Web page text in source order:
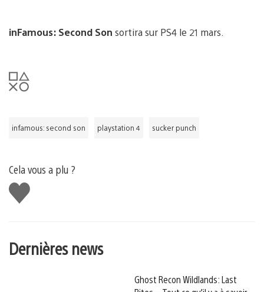
inFamous: Second Son sortira sur PS4 le 21 mars.
infamous: second son playstation 4 sucker punch
Cela vous a plu ?
J'aime
Dernières news
Ghost Recon Wildlands: Last